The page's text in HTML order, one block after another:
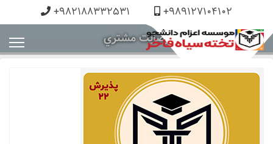
+982188332531 +989127104102
رضايت مشتري